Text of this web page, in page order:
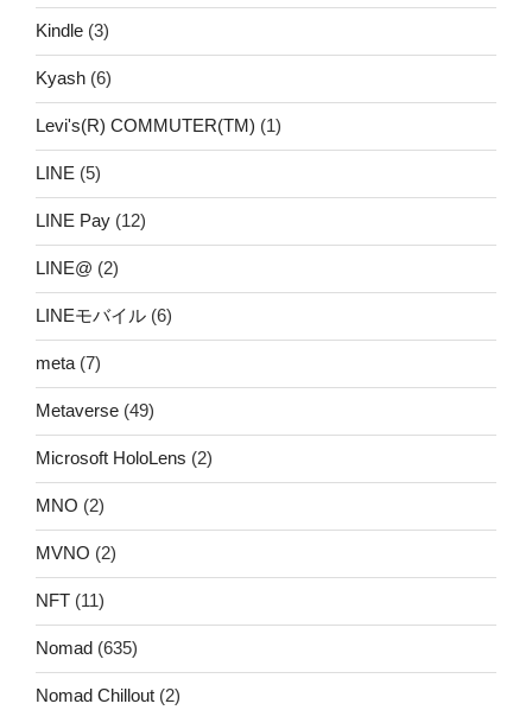
Kindle (3)
Kyash (6)
Levi's(R) COMMUTER(TM) (1)
LINE (5)
LINE Pay (12)
LINE@ (2)
LINEモバイル (6)
meta (7)
Metaverse (49)
Microsoft HoloLens (2)
MNO (2)
MVNO (2)
NFT (11)
Nomad (635)
Nomad Chillout (2)